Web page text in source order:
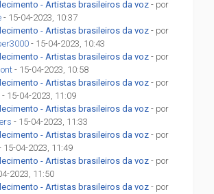
- Artistas brasileiros da voz - por
- 15-04-2023, 10:37
- Artistas brasileiros da voz - por
- 15-04-2023, 10:43
- Artistas brasileiros da voz - por
- 15-04-2023, 10:58
- Artistas brasileiros da voz - por
- 15-04-2023, 11:09
- Artistas brasileiros da voz - por
- 15-04-2023, 11:33
- Artistas brasileiros da voz - por
15-04-2023, 11:49
- Artistas brasileiros da voz - por
2023, 11:50
- Artistas brasileiros da voz - por